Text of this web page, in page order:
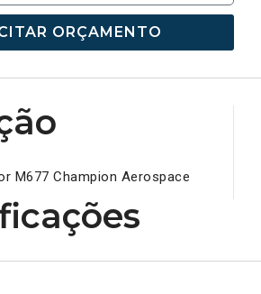
ORÇAMENTO
M677 Champion Aerospace